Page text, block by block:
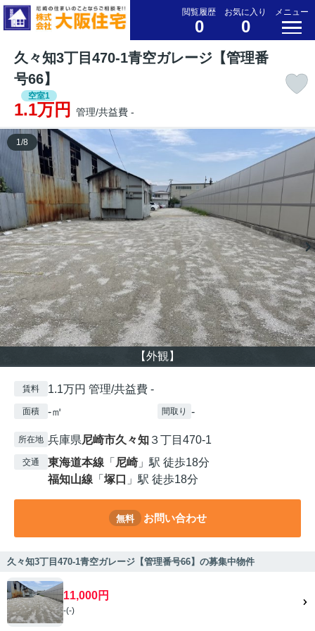
閲覧履歴
0
お気に入り
0
メニュー
久々知3丁目470-1青空ガレージ【管理番
号66】
空室1
1.1万円 管理/共益費 -
【外観】
1/8
賃料 1.1万円 管理/共益費 -
面積 -㎡ 間取り -
所在地 兵庫県尼崎市久々知 ３丁目470-1
交通 東海道本線 「 尼崎」駅 徒歩18分
福知山線 「 塚口 」駅 徒歩18分
無料 お問い合わせ
久々知3丁目470-1青空ガレージ【管理番号66】の募集中物件
11,000円
-(-)